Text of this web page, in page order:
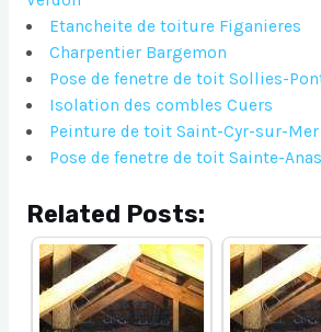
Etancheite de toiture Figanieres
Charpentier Bargemon
Pose de fenetre de toit Sollies-
Isolation des combles Cuers
Peinture de toit Saint-Cyr-sur-Mer
Pose de fenetre de toit Sainte-
Related Posts: